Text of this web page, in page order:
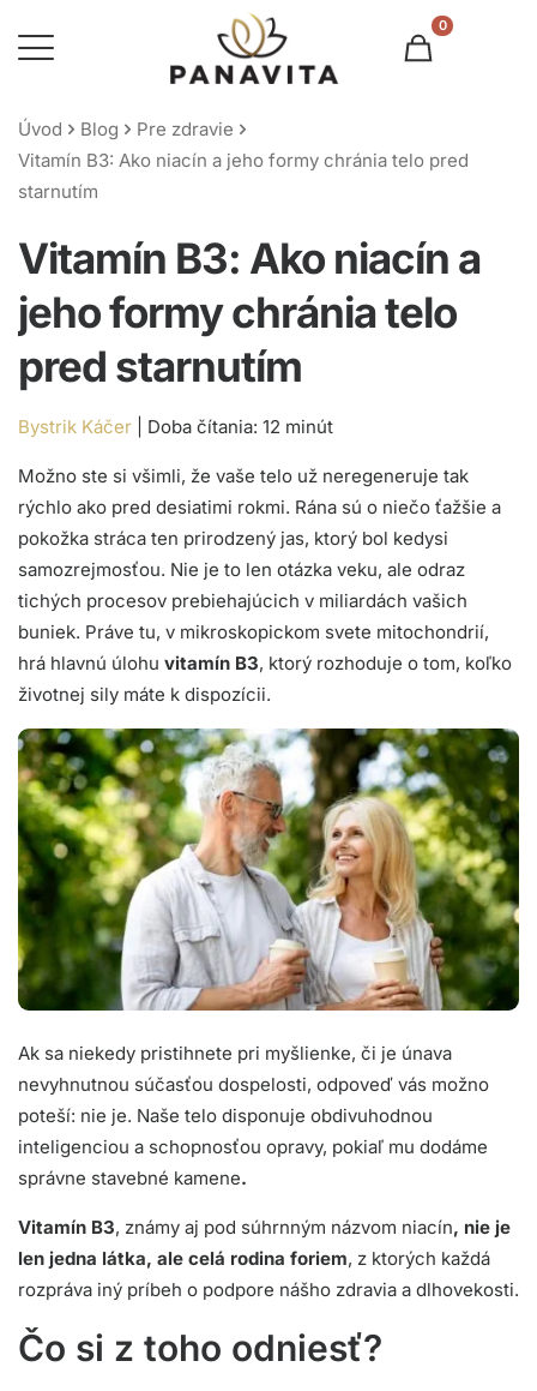
0
Úvod Blog
Pre zdravie
Vitamín B3: Ako niacín a jeho formy chránia telo pred
starnutím
Vitamín B3: Ako niacín a
jeho formy chránia telo
pred starnutím
Bystrik Káčer
Možno ste si všimli, že vaše telo už neregeneruje tak
rýchlo ako pred desiatimi rokmi. Rána sú o niečo ťažšie a
pokožka stráca ten prirodzený jas, ktorý bol kedysi
samozrejmosťou. Nie je to len otázka veku, ale odraz
tichých procesov prebiehajúcich v miliardách vašich
buniek. Práve tu, v mikroskopickom svete mitochondrií,
hrá hlavnú úlohu vitamín B3, ktorý rozhoduje o tom, koľko
životnej sily máte k dispozícii.
Ak sa niekedy pristihnete pri myšlienke, či je únava
nevyhnutnou súčasťou dospelosti, odpoveď vás možno
poteší: nie je. Naše telo disponuje obdivuhodnou
inteligenciou a schopnosťou opravy, pokiaľ mu dodáme
správne stavebné kamene.
Vitamín B3, známy aj pod súhrnným názvom niacín, nie je
len jedna látka, ale celá rodina foriem, z ktorých každá
rozpráva iný príbeh o podpore nášho zdravia a dlhovekosti.
Čo si z toho odniesť?